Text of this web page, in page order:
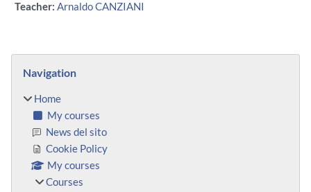
Teacher: Arnaldo CANZIANI
Blocks
Navigation
Home
My courses
News del sito
Cookie Policy
My courses
Courses